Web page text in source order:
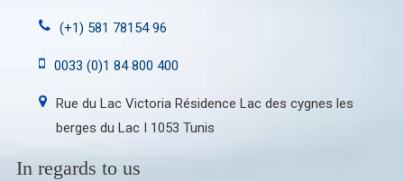
(+1) 581 78154 96
0033 (0)1 84 800 400
Rue du Lac Victoria Résidence Lac des cygnes les
berges du Lac I 1053 Tunis
In regards to us